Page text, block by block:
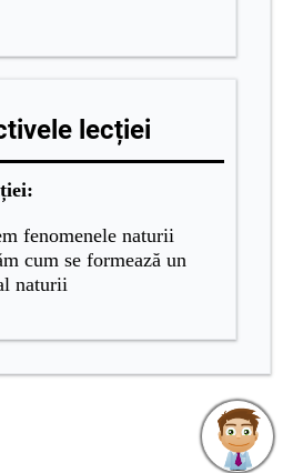
lecției
fenomenele naturii
cum se formează un
naturii